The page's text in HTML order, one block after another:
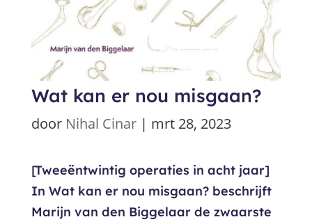
Wat kan er nou misgaan?
door Nihal Cinar| mrt 28, 2023
[Tweeëntwintig operaties in acht jaar]
In Wat kan er nou misgaan? beschrijft
Marijn van den Biggelaar de zwaarste